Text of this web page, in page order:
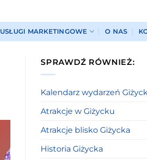
USŁUGI MARKETINGOWE O NAS
SPRAWDŹ RÓWNIEŻ:
Kalendarz wydarzeń
Atrakcje w Giżycku
Atrakcje blisko Giżycka
Historia Giżycka